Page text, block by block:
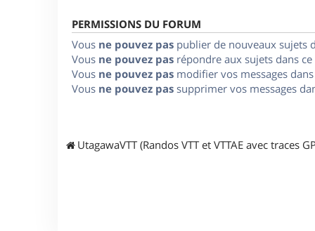
PERMISSIONS DU FORUM
Vous ne pouvez pas publier de nouveaux sujets
Vous ne pouvez pas répondre aux sujets dans
Vous ne pouvez pas modifier vos messages
Vous ne pouvez pas supprimer vos messages
UtagawaVTT (Randos VTT et VTTAE avec traces